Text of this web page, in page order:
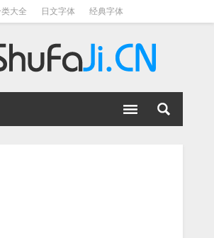
大全 日文字体 经典字体